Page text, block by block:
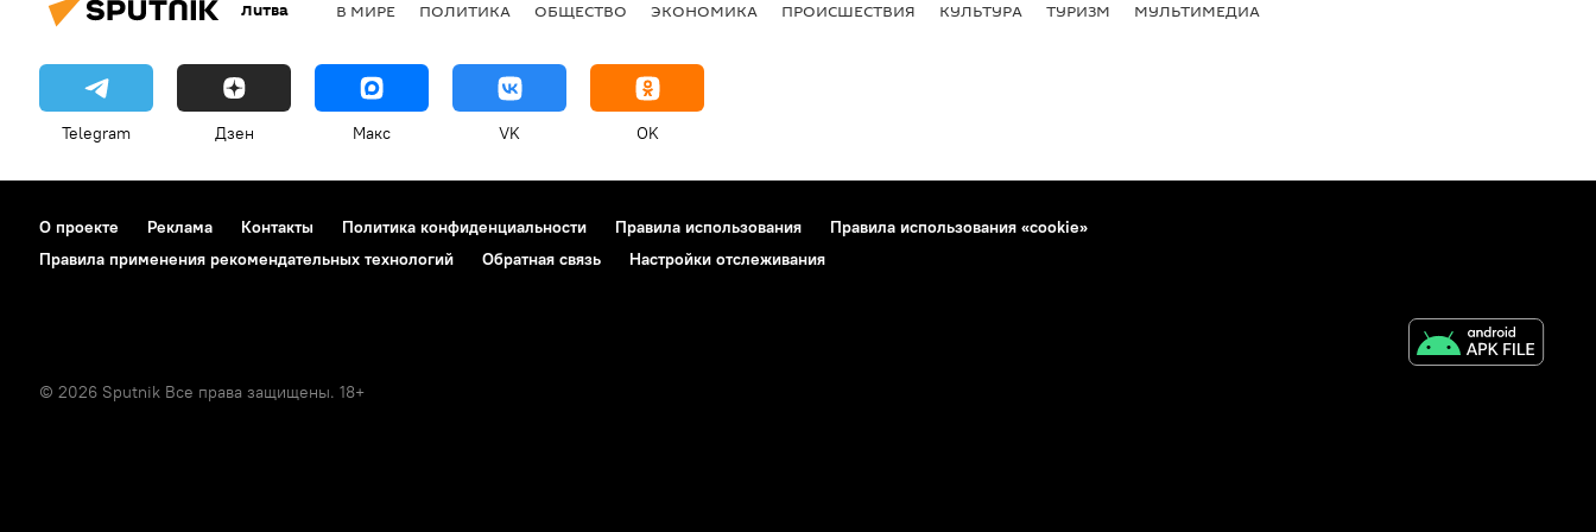
Литва В МИРЕ ПОЛИТИКА ОБЩЕСТВО ЭКОНОМИКА ПРОИСШЕСТВИЯ КУЛЬТУРА ТУРИЗМ МУЛЬТИМЕДИА
Telegram Дзен Макс VK OK
О проекте Реклама Контакты Политика конфиденциальности Правила использования
Правила использования «cookie»
Правила применения рекомендательных технологий
Обратная связь Настройки отслеживания
© 2026 Sputnik Все права защищены. 18+